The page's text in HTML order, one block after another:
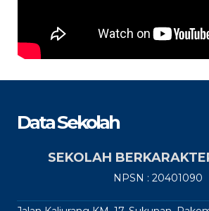
Data Sekolah
SEKOLAH
NPSN : 20401090